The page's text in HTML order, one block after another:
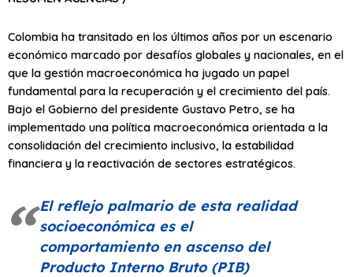
Colombia ha transitado en los últimos años por un escenario
económico marcado por desafíos globales y nacionales, en el
que la gestión macroeconómica ha jugado un papel
fundamental para la recuperación y el crecimiento del país.
Bajo el Gobierno del presidente Gustavo Petro, se ha
implementado una política macroeconómica orientada a la
consolidación del crecimiento inclusivo, la estabilidad
financiera y la reactivación de sectores estratégicos.
El reflejo palmario de esta realidad
socioeconómica es el
comportamiento en ascenso del
Producto Interno Bruto (PIB)